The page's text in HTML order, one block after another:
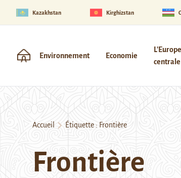
Kazakhstan Kirghizstan
Environnement Economie
centrale
Accueil Étiquette : Frontière
Frontière